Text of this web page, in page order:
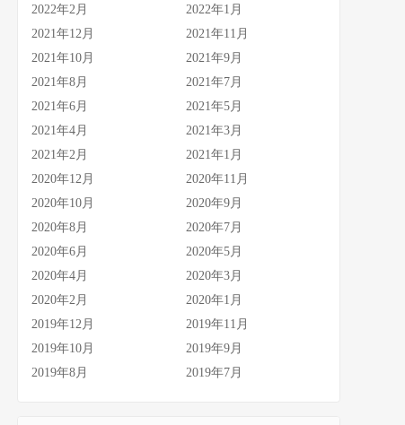
2022年2月
2022年1月
2021年12月
2021年11月
2021年10月
2021年9月
2021年8月
2021年7月
2021年6月
2021年5月
2021年4月
2021年3月
2021年2月
2021年1月
2020年12月
2020年11月
2020年10月
2020年9月
2020年8月
2020年7月
2020年6月
2020年5月
2020年4月
2020年3月
2020年2月
2020年1月
2019年12月
2019年11月
2019年10月
2019年9月
2019年8月
2019年7月